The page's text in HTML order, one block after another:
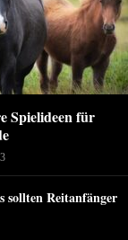
Spielideen für
sollten Reitanfänger